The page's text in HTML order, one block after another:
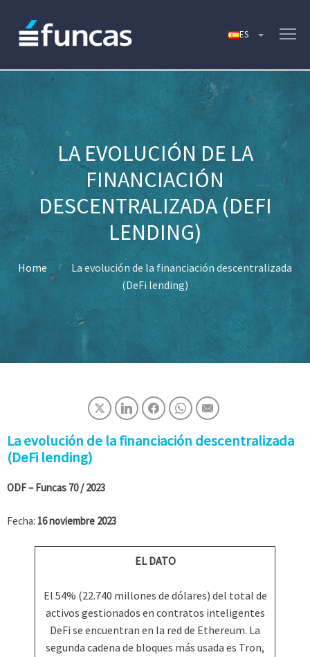
LA EVOLUCIÓN DE LA
FINANCIACIÓN
DESCENTRALIZADA (DEFI
LENDING)
Home
La evolución de la financiación descentralizada
(DeFi lending)
La evolución de la financiación descentralizada
(DeFi lending)
ODF – Funcas 70 / 2023
Fecha: 16 noviembre 2023
EL DATO
El 54% (22.740 millones de dólares) del total de
activos gestionados en contratos inteligentes
DeFi se encuentran en la red de Ethereum. La
segunda cadena de bloques más usada es Tron,